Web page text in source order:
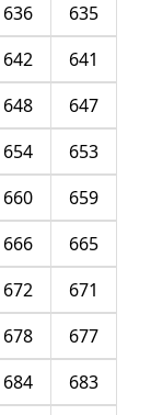
635
636
641
642
647
648
653
654
659
660
665
666
671
672
677
678
683
684